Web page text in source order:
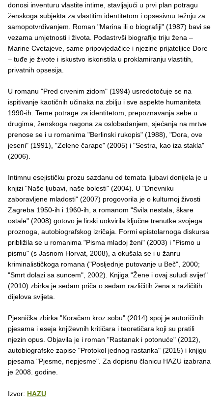
donosi inventuru vlastite intime, stavljajući u prvi plan potragu
ženskoga subjekta za vlastitim identitetom i opsesivnu težnju za
samopotvrđivanjem. Roman "Marina ili o biografiji" (1987) bavi se
vezama umjetnosti i života. Podastrvši biografije triju žena –
Marine Cvetajeve, same pripovjedačice i njezine prijateljice Dore
– tuđe je živote i iskustvo iskoristila u proklamiranju vlastitih,
privatnih opsesija.
U romanu "Pred crvenim zidom" (1994) usredotočuje se na
ispitivanje kaotičnih učinaka na zbilju i sve aspekte humaniteta
1990-ih. Teme potrage za identitetom, prepoznavanja sebe u
drugima, ženskoga nagona za oslobađanjem, sjećanja na mrtve
prenose se i u romanima "Berlinski rukopis" (1988), "Dora, ove
jeseni" (1991), "Zelene čarape" (2005) i "Sestra, kao iza stakla"
(2006).
Intimnu esejističku prozu sazdanu od temata ljubavi donijela je u
knjizi "Naše ljubavi, naše bolesti" (2004). U "Dnevniku
zaboravljene mladosti" (2007) progovorila je o kulturnoj živosti
Zagreba 1950-ih i 1960-ih, a romanom "Svila nestala, škare
ostale" (2008) gotovo je lirski uokvirila ključne trenutke svojega
proznoga, autobiografskog izričaja. Formi epistolarnoga diskursa
približila se u romanima "Pisma mladoj ženi" (2003) i "Pismo u
pismu" (s Jasnom Horvat, 2008), a okušala se i u žanru
kriminalističkoga romana ("Posljednje putovanje u Beč", 2000;
"Smrt dolazi sa suncem", 2002). Knjiga "Žene i ovaj suludi svijet"
(2010) zbirka je sedam priča o sedam različitih žena s različitih
dijelova svijeta.
Pjesnička zbirka "Koračam kroz sobu" (2014) spoj je autoričinih
pjesama i eseja književnih kritičara i teoretičara koji su pratili
njezin opus. Objavila je i roman "Rastanak i potonuće" (2012),
autobiografske zapise "Protokol jednog rastanka" (2015) i knjigu
pjesama "Pjesme, nepjesme". Za dopisnu članicu HAZU izabrana
je 2008. godine.
Izvor: HAZU